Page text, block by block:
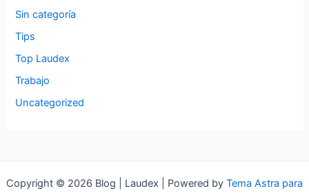
Sin categoría
Tips
Top Laudex
Trabajo
Uncategorized
Copyright © 2026 Blog | Laudex | Powered by Tema Astra para